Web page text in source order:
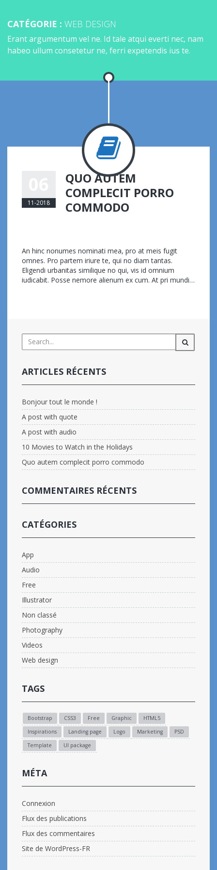
CATÉGORIE : WEB DESIGN
Erant argumentum vel ne. Id tale atqui everti nec, nam
habeo ullum consetetur ne, ferri expetendis ius te.
11-2018
QUO AUTEM
COMPLECIT PORRO
COMMODO
autem
complecit
porro
commodo
An hinc nonumes nominati mea, pro at meis fugit
omnes. Pro partem iriure te, qui no diam tantas.
Eligendi urbanitas similique no qui, vis id omnium
iudicabit. Posse nemore alienum ex cum. At pri mundi…
ARTICLES RÉCENTS
Bonjour tout le monde !
A post with quote
A post with audio
10 Movies to Watch in the Holidays
Quo autem complecit porro commodo
COMMENTAIRES RÉCENTS
CATÉGORIES
App
Audio
Free
Illustrator
Non classé
Photography
Videos
Web design
TAGS
Bootstrap CSS3 Free Graphic
HTML5
Inspirations
Landing page Logo Marketing
PSD
Template
UI package
MÉTA
Connexion
Flux des publications
Flux des commentaires
Site de WordPress-FR